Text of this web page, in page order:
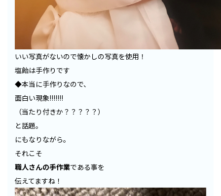
いい写真がないので懐かしの写真を使用！
塩飴は手作りです
◆本当に手作りなので、
面白い現象!!!!!!!
（当たり付きか？？？？？）
と話題。
にもなりながら。
それこそ
職人さんの手作業である事を
伝えてますね！